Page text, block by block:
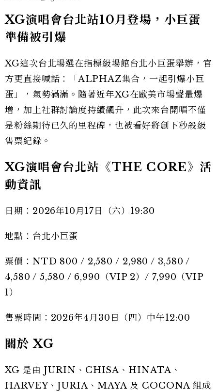
XG演唱會台北站10月登場，小巨蛋
準備被引爆
XG這次台北場選在指標級場館台北小巨蛋舉辦，官
方更直接喊話：「ALPHAZ集合，一起引爆小巨
蛋」，氣勢滿滿。隨著近年XG在歐美市場聲量爆
增，加上社群討論度持續飆升，此次來台開唱不僅
是粉絲期待已久的里程碑，也被看好將創下秒殺級
售票紀錄。
XG演唱會台北站《THE CORE》活
動資訊
日期：2026年10月17日（六）19:30
地點：台北小巨蛋
票價：NTD 800 / 2,580 / 2,980 / 3,580 /
4,580 / 5,580 / 6,990（VIP 2）/ 7,990（VIP
1）
售票時間：2026年4月30日（四）中午12:00
關於 XG
XG 是由 JURIN、CHISA、HINATA、
HARVEY、JURIA、MAYA 及 COCONA 組成